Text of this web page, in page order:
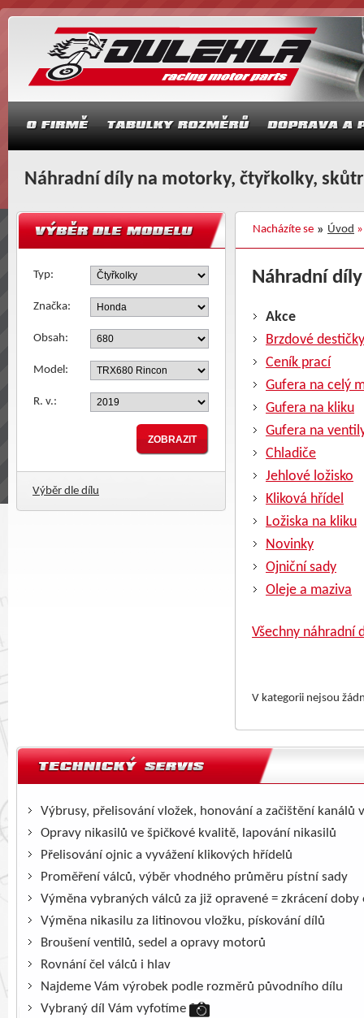
Náhradní díly na motorky, čtyřkolky,
Nacházíte se Úvod
Typ:
Značka:
Obsah:
Model:
R. v.:
Výběr dle dílu
Náhradní
Akce
Brzdové destičky
Ceník prací
Gufera na celý
Gufera na kliku
Gufera na
Chladiče
Jehlové ložisko
Kliková hřídel
Ložiska na kliku
Novinky
Ojniční sady
Oleje a maziva
Všechny náhradní
V kategorii nejsou
Výbrusy, přelisování vložek, honování a začištění kanálů
Opravy nikasilů ve špičkové kvalitě, lapování nikasilů
Přelisování ojnic a vyvážení klikových hřídelů
Proměření válců, výběr vhodného průměru pístní sady
Výměna vybraných válců za již opravené = zkrácení doby
Výměna nikasilu za litinovou vložku, pískování dílů
Broušení ventilů, sedel a opravy motorů
Rovnání čel válců i hlav
Najdeme Vám výrobek podle rozměrů původního dílu
Vybraný díl Vám vyfotíme